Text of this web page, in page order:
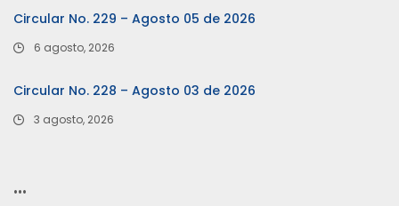
Circular No. 229 – Agosto 05 de 2026
6 agosto, 2026
Circular No. 228 – Agosto 03 de 2026
3 agosto, 2026
…